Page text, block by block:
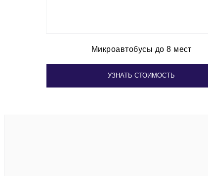
Микроавтобусы до 8 мест
УЗНАТЬ СТОИМОСТЬ